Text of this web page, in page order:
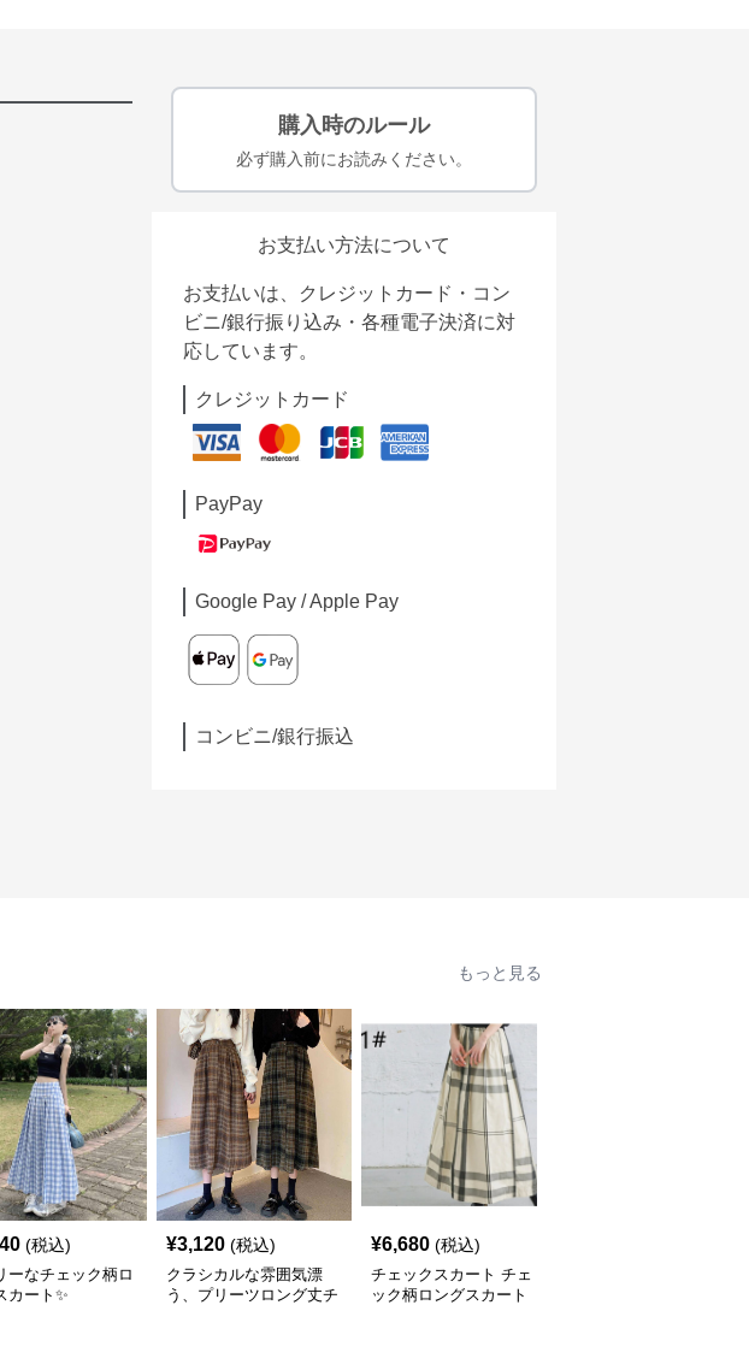
購入時のルール
必ず購入前にお読みください。
お支払い方法について
お支払いは、クレジットカード・コン
ビニ/銀行振り込み・各種電子決済に対
応しています。
クレジットカード
PayPay
Google Pay / Apple Pay
コンビニ/銀行振込
もっと見る
(税込)
ーなチェック柄ロ
カート✨
¥3,120 (税込)
クラシカルな雰囲気漂
う、プリーツロング丈チ
¥6,680 (税込)
チェックスカート チェ
ック柄ロングスカート